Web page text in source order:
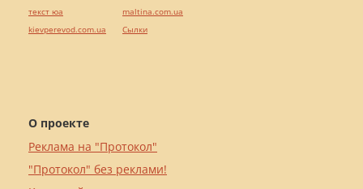
О проекте
Реклама на "Протокол"
"Протокол" без реклами!
текст юа
kievperevod.com.ua
maltina.com.ua
Cылки